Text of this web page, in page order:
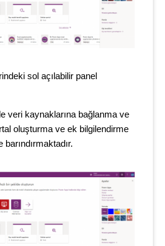
sol açılabilir panel
veri kaynaklarına bağlanma ve
oluşturma ve ek bilgilendirme